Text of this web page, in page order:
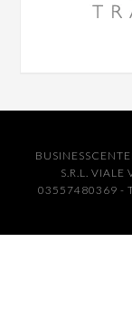
S.R.L.
03557480369 -